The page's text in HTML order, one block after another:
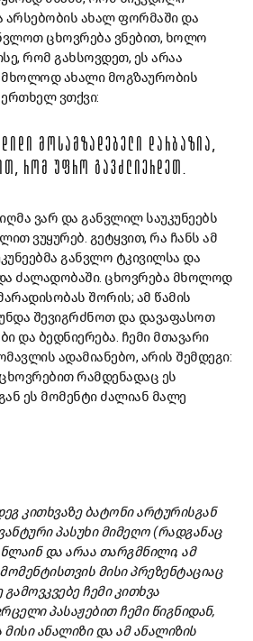
ახალ ფორმაში და
ცხოვრება ვნებით, ხოლო
რომ გახსოვდეთ, ეს არაა
მხოლოდ ახალი მოგზაურობის
ვთქვი:
ᲛᲝᲡᲐᲛᲖᲐᲓᲔᲑᲔᲚᲘ ᲓᲐᲠᲑᲐᲖᲘᲐ,
ᲠᲝᲛ ᲣᲤᲠᲝ ᲒᲐᲕᲫᲚᲘᲔᲠᲓᲔᲗ.
ვარ და განვლილ საუკუნეებს
ვუყურებ. გეტყვით, რა ჩანს ამ
განვლო ტკივილსა და
და ძალადობაში. ცხოვრება მხოლოდ
შორის; ამ წამის
შევიგრძნოთ და დავაფასოთ
და ბედნიერება. ჩემი მთავარი
ადამიანებო, არის შემდეგი:
რამდენადაც ეს
ეს მომენტი ძალიან მალე
კითხვაზე ბატონი არტურისგან
პასუხი მიმეღო (რადგანაც
და არაა თარგმნილი, ამ
მისი პრეზენტაციაც
ჩემი კითხვა
პასაჟებით ჩემი წიგნიდან,
ანალიზი და ამ ანალიზის